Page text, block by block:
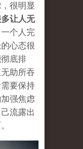
很明显
让人无
一个人完
心态很
底排
助所吞
要保持
强焦虑
流露出